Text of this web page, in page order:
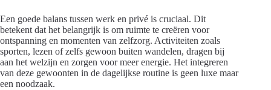
Een goede balans tussen werk en privé is cruciaal. Dit
betekent dat het belangrijk is om ruimte te creëren voor
ontspanning en momenten van zelfzorg. Activiteiten zoals
sporten, lezen of zelfs gewoon buiten wandelen, dragen bij
aan het welzijn en zorgen voor meer energie. Het integreren
van deze gewoonten in de dagelijkse routine is geen luxe maar
een noodzaak.